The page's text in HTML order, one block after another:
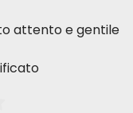
attento e gentile